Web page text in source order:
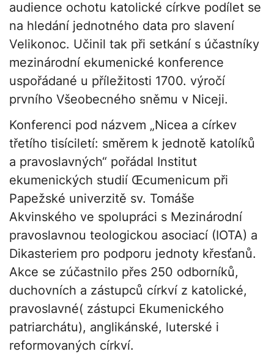
audience ochotu katolické církve podílet se
na hledání jednotného data pro slavení
Velikonoc. Učinil tak při setkání s účastníky
mezinárodní ekumenické konference
uspořádané u příležitosti 1700. výročí
prvního Všeobecného sněmu v Niceji.
Konferenci pod názvem „Nicea a církev
třetího tisíciletí: směrem k jednotě katolíků
a pravoslavných“ pořádal Institut
ekumenických studií Œcumenicum při
Papežské univerzitě sv. Tomáše
Akvinského ve spolupráci s Mezinárodní
pravoslavnou teologickou asociací (IOTA) a
Dikasteriem pro podporu jednoty křesťanů.
Akce se zúčastnilo přes 250 odborníků,
duchovních a zástupců církví z katolické,
pravoslavné( zástupci Ekumenického
patriarchátu), anglikánské, luterské i
reformovaných církví.